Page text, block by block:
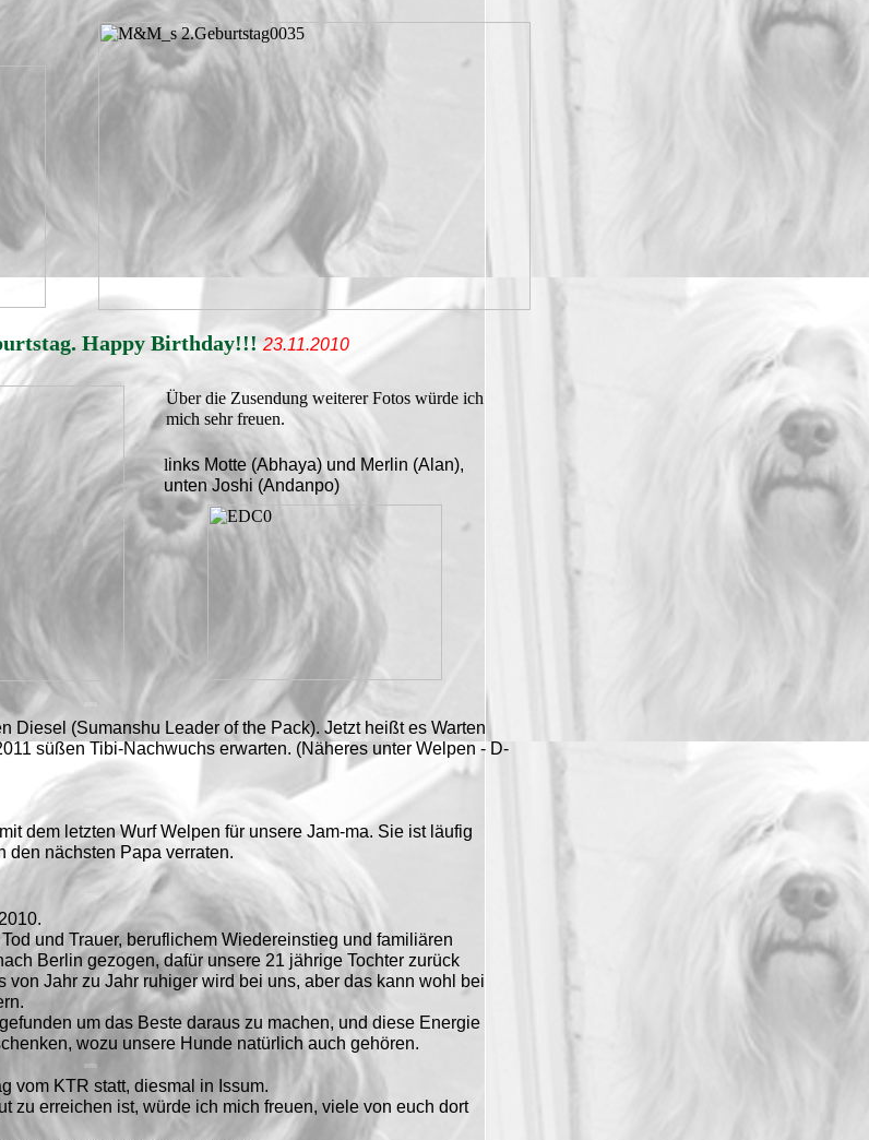
Happy Birthday!!! 23.11.2010
Über die Zusendung weiterer Fotos würde ich
mich sehr freuen.
links Motte (Abhaya) und Merlin (Alan),
unten Joshi (Andanpo)
Diesel (Sumanshu Leader of the Pack). Jetzt heißt es Warten
süßen Tibi-Nachwuchs erwarten. (Näheres unter Welpen - D-
dem letzten Wurf Welpen für unsere Jam-ma. Sie ist läufig
den nächsten Papa verraten.
und Trauer, beruflichem Wiedereinstieg und familiären
Berlin gezogen, dafür unsere 21 jährige Tochter zurück
von Jahr zu Jahr ruhiger wird bei uns, aber das kann wohl bei
um das Beste daraus zu machen, und diese Energie
wozu unsere Hunde natürlich auch gehören.
vom KTR statt, diesmal in Issum.
zu erreichen ist, würde ich mich freuen, viele von euch dort